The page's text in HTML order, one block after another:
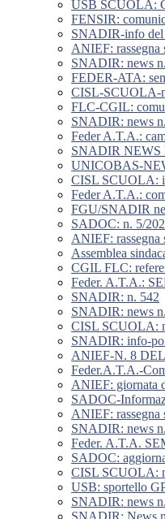
USB SCUOLA:
FENSIR:
SNADIR-info del
ANIEF: rassegna
SNADIR: news
FEDER-ATA:
CISL-SCUOLA-
FLC-CGIL:
SNADIR: news
Feder A.T.A.:
SNADIR NEWS
UNICOBAS-
CISL SCUOLA:
Feder A.T.A.:
FGU/SNADIR
SADOC: n. 5/
ANIEF: rassegna
Assemblea
CGIL FLC:
Feder. A.T.A.:
SNADIR: n. 542
SNADIR: news
CISL SCUOLA:
SNADIR: info-
ANIEF-N. 8
Feder.A.T.A.-
ANIEF: giornata
SADOC-
ANIEF: rassegna
SNADIR: news
Feder. A.T.A.
SADOC:
CISL SCUOLA:
USB: sportello
SNADIR: news